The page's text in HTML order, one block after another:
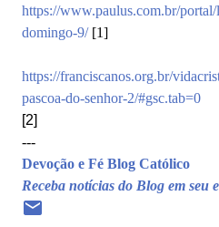
https://www.paulus.com.br/
domingo-9/[1]
https://franciscanos.org.br/
pascoa-do-senhor-2/#gsc.tab=0
[2]
---
Devoção e Fé Blog Católico
Receba notícias do Blog em seu